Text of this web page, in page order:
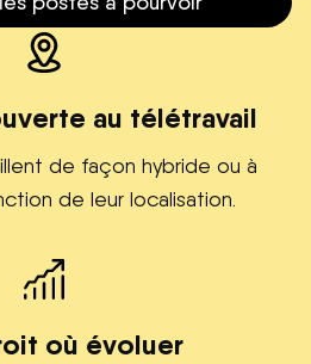
au télétravail
de façon hybride ou à
de leur localisation.
où évoluer